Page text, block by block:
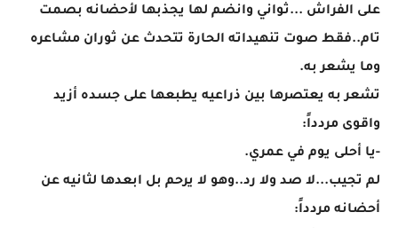
على الفراش ...ثواني وانضم لها يجذبها لأحضانه بصمت
تام..فقط صوت تنهيداته الحارة تتحدث عن ثوران مشاعره
وما يشعر به.
تشعر به يعتصرها بين ذراعيه يطبعها على جسده أزيد
واقوى مردداً:
-يا أحلى يوم في عمري.
لم تجيب...لا صد ولا رد..وهو لا يرحم بل ابعدها لثانيه عن
أحضانه مردداً: